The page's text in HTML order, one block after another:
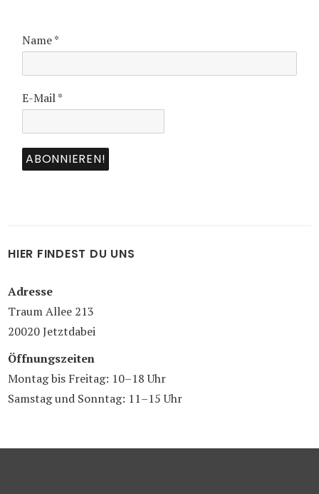
Name*
E-Mail*
HIER FINDEST DU UNS
Adresse
Traum Allee 213
20020 Jetztdabei
Öffnungszeiten
Montag bis Freitag: 10–18 Uhr
Samstag und Sonntag: 11–15 Uhr